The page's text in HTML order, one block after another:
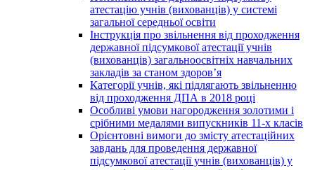
атестацію учнів (вихованців) у системі
загальної середньої освіти
Інструкція про звільнення від проходження
державної підсумкової атестації учнів
(вихованців) загальноосвітніх навчальних
закладів за станом здоров’я
Категорії учнів, які підлягають звільненню
від проходження ДПА в 2018 році
Особливі умови нагородження золотими і
срібними медалями випускників 11-х класів
Орієнтовні вимоги до змісту атестаційних
завдань для проведення державної
підсумкової атестації учнів (вихованців) у